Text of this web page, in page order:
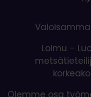
Loimu –